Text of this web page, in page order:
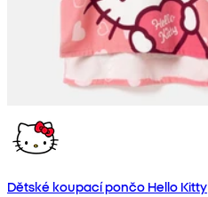
Dětské koupací pončo Hello Kitty